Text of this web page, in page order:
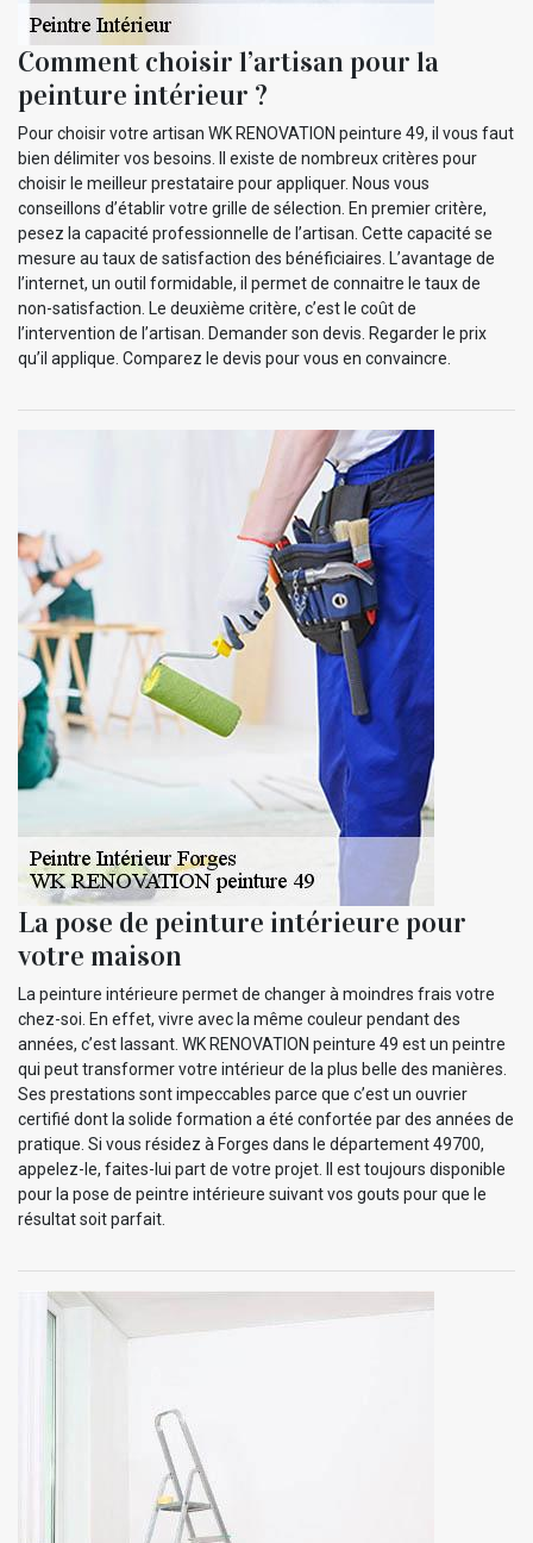
Comment choisir l’artisan pour la
peinture intérieur ?
Pour choisir votre artisan WK RENOVATION peinture 49, il vous faut
bien délimiter vos besoins. Il existe de nombreux critères pour
choisir le meilleur prestataire pour appliquer. Nous vous
conseillons d’établir votre grille de sélection. En premier critère,
pesez la capacité professionnelle de l’artisan. Cette capacité se
mesure au taux de satisfaction des bénéficiaires. L’avantage de
l’internet, un outil formidable, il permet de connaitre le taux de
non-satisfaction. Le deuxième critère, c’est le coût de
l’intervention de l’artisan. Demander son devis. Regarder le prix
qu’il applique. Comparez le devis pour vous en convaincre.
La pose de peinture intérieure pour
votre maison
La peinture intérieure permet de changer à moindres frais votre
chez-soi. En effet, vivre avec la même couleur pendant des
années, c’est lassant. WK RENOVATION peinture 49 est un peintre
qui peut transformer votre intérieur de la plus belle des manières.
Ses prestations sont impeccables parce que c’est un ouvrier
certifié dont la solide formation a été confortée par des années de
pratique. Si vous résidez à Forges dans le département 49700,
appelez-le, faites-lui part de votre projet. Il est toujours disponible
pour la pose de peintre intérieure suivant vos gouts pour que le
résultat soit parfait.